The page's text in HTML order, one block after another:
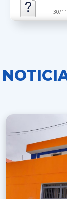
30/